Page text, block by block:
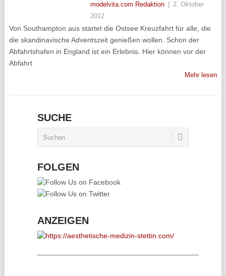
modelvita.com Redaktion
2. Oktober
2012
Von Southampton aus startet die Ostsee Kreuzfahrt für alle, die
die skandinavische Adventszeit genießen wollen. Schon der
Abfahrtshafen in England ist ein Erlebnis. Hier können vor der
Abfahrt
Mehr lesen
SUCHE
FOLGEN
ANZEIGEN